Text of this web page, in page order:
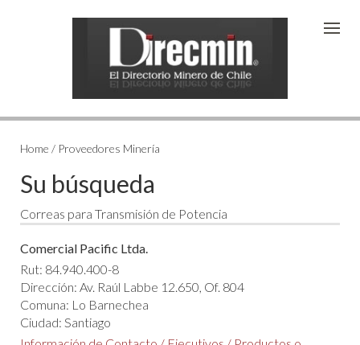
Home / Proveedores Minería
Su búsqueda
Correas para Transmisión de Potencia
Comercial Pacific Ltda.
Rut: 84.940.400-8
Dirección: Av. Raúl Labbe 12.650, Of. 804
Comuna: Lo Barnechea
Ciudad: Santiago